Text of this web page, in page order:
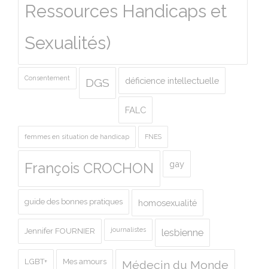
Ressources Handicaps et
Sexualités)
Consentement DGS déficience intellectuelle
FALC
femmes en situation de handicap FNES
François CROCHON gay
guide des bonnes pratiques homosexualité
Jennifer FOURNIER journalistes lesbienne
LGBT+ Mes amours Médecin du Monde